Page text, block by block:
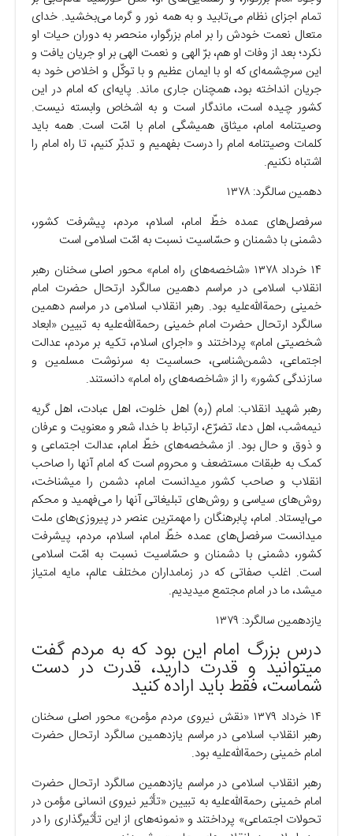
تمام اجزای نظام می‌تابید و به همه نور و گرما می‌بخشید. خدای
متعال نعمت خودش را بر امام بزرگوار، منحصر به دوران حیات او
نکرد؛ بعد از وفات او هم، برّ الهی و نعمت الهی بر او جریان یافت و
این سرچشمه‌ای که او با ایمان عظیم و با توکّل و اخلاص خود به
جریان انداخته بود، همچنان جاری ماند. پایه‌ای که امام در این
کشور چیده است، ماندگار است و به اشخاص وابسته نیست.
وصیتنامه امام، میثاق همیشگی امام با امّت است. همه باید
کلمات وصیتنامه امام را درست بفهمیم و تدبّر کنیم، تا راه امام را
اشتباه نکنیم.
دهمین سالگرد: ۱۳۷۸
سرفصل‌های عمده خطّ امام، اسلام، مردم، پیشرفت کشور،
دشمنی با دشمنان و حسّاسیت نسبت به امّت اسلامی است
۱۴ خرداد ۱۳۷۸ «شاخصه‌های راه امام» محور اصلی سخنان رهبر
انقلاب اسلامی در مراسم دهمین سالگرد ارتحال حضرت امام
خمینی رحمةالله‌علیه بود. رهبر انقلاب اسلامی در مراسم دهمین
سالگرد ارتحال حضرت امام خمینی رحمةالله‌علیه به تبیین «ابعاد
شخصیتی امام» پرداختند و «اجرای اسلام، تکیه بر مردم، عدالت
اجتماعی، دشمن‌شناسی، حساسیت به سرنوشت مسلمین و
سازندگی کشور» را از «شاخصه‌های راه امام» دانستند.
رهبر شهید انقلاب: امام (ره) اهل خلوت، اهل عبادت، اهل گریه
نیمه‌شب، اهل دعا، تضرّع، ارتباط با خدا، شعر و معنویت و عرفان
و ذوق و حال بود. از مشخصه‌های خطّ امام، عدالت اجتماعی و
کمک به طبقات مستضعف و محروم است که امام آنها را صاحب
انقلاب و صاحب کشور میدانست امام، دشمن را میشناخت،
روش‌های سیاسی و روش‌های تبلیغاتی آنها را می‌فهمید و محکم
می‌ایستاد. امام، پابرهنگان را مهمترین عنصر در پیروزی‌های ملت
میدانست سرفصل‌های عمده خطّ امام، اسلام، مردم، پیشرفت
کشور، دشمنی با دشمنان و حسّاسیت نسبت به امّت اسلامی
است. اغلب صفاتی که در زمامداران مختلف عالم، مایه امتیاز
میشد، ما در امام مجتمع میدیدیم.
یازدهمین سالگرد: ۱۳۷۹
درس بزرگ امام این بود که به مردم گفت
میتوانید و قدرت دارید، قدرت در دست
شماست، فقط باید اراده کنید
۱۴ خرداد ۱۳۷۹ «نقش نیروی مردم مؤمن» محور اصلی سخنان
رهبر انقلاب اسلامی در مراسم یازدهمین سالگرد ارتحال حضرت
امام خمینی رحمةالله‌علیه بود.
رهبر انقلاب اسلامی در مراسم یازدهمین سالگرد ارتحال حضرت
امام خمینی رحمةالله‌علیه به تبیین «تأثیر نیروی انسانی مؤمن در
تحولات اجتماعی» پرداختند و «نمونه‌های از این تأثیرگذاری را در